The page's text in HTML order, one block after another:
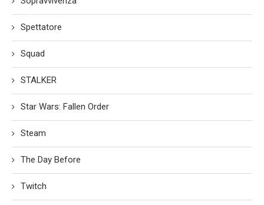
Spettatore
Squad
STALKER
Star Wars: Fallen Order
Steam
The Day Before
Twitch